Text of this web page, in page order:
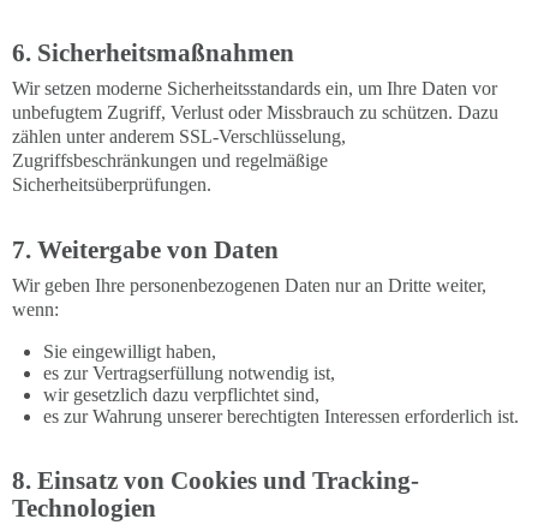
6. Sicherheitsmaßnahmen
Wir setzen moderne Sicherheitsstandards ein, um Ihre Daten vor
unbefugtem Zugriff, Verlust oder Missbrauch zu schützen. Dazu
zählen unter anderem SSL-Verschlüsselung,
Zugriffsbeschränkungen und regelmäßige
Sicherheitsüberprüfungen.
7. Weitergabe von Daten
Wir geben Ihre personenbezogenen Daten nur an Dritte weiter,
wenn:
Sie eingewilligt haben,
es zur Vertragserfüllung notwendig ist,
wir gesetzlich dazu verpflichtet sind,
es zur Wahrung unserer berechtigten Interessen erforderlich ist.
8. Einsatz von Cookies und Tracking-
Technologien